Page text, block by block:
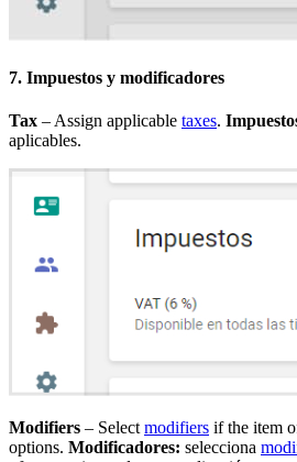
7. Impuestos y modificadores
Tax – Assign applicable taxes.
aplicables.
Modifiers – Select modifiers if the item
options. Modificadores: selecciona